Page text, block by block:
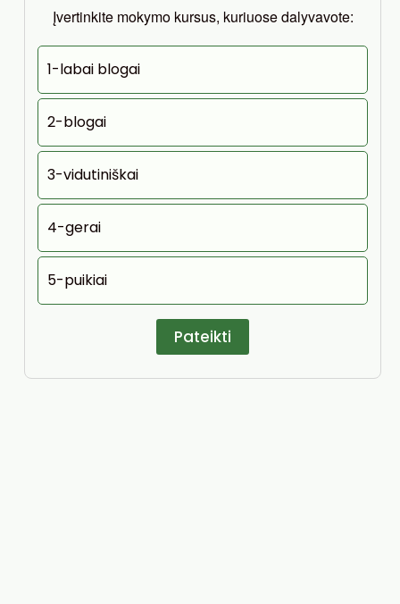
Įvertinkite mokymo kursus, kuriuose dalyvavote:
1-labai blogai
2-blogai
3-vidutiniškai
4-gerai
5-puikiai